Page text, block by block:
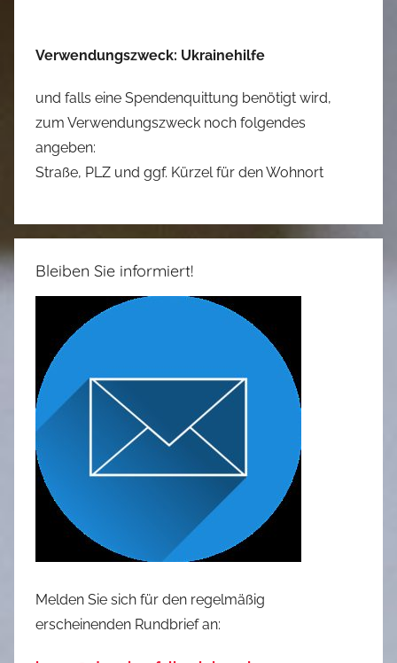
Verwendungszweck: Ukrainehilfe
und falls eine Spendenquittung benötigt wird,
zum Verwendungszweck noch folgendes
angeben:
Straße, PLZ und ggf. Kürzel für den Wohnort
Bleiben Sie informiert!
Melden Sie sich für den regelmäßig
erscheinenden Rundbrief an: